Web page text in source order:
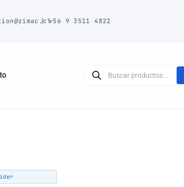
|+56 9 3511 4822
productos